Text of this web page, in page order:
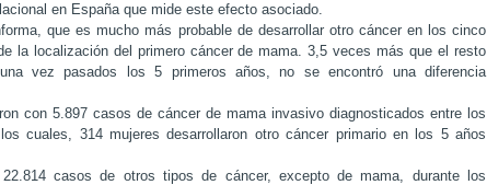
en España que mide este efecto asociado.
que es mucho más probable de desarrollar otro cáncer en los cinco
la localización del primero cáncer de mama. 3,5 veces más que el resto
vez pasados los 5 primeros años, no se encontró una diferencia
con 5.897 casos de cáncer de mama invasivo diagnosticados entre los
cuales, 314 mujeres desarrollaron otro cáncer primario en los 5 años
22.814 casos de otros tipos de cáncer, excepto de mama, durante los